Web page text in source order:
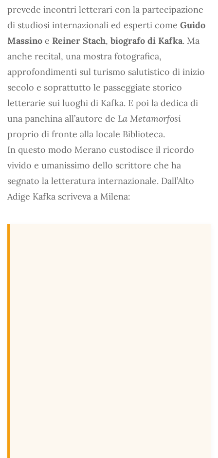
prevede incontri letterari con la partecipazione
di studiosi internazionali ed esperti come Guido
Massino e Reiner Stach, biografo di Kafka. Ma
anche recital, una mostra fotografica,
approfondimenti sul turismo salutistico di inizio
secolo e soprattutto le passeggiate storico
letterarie sui luoghi di Kafka. E poi la dedica di
una panchina all’autore de La Metamorfosi
proprio di fronte alla locale Biblioteca.
In questo modo Merano custodisce il ricordo
vivido e umanissimo dello scrittore che ha
segnato la letteratura internazionale. Dall’Alto
Adige Kafka scriveva a Milena: